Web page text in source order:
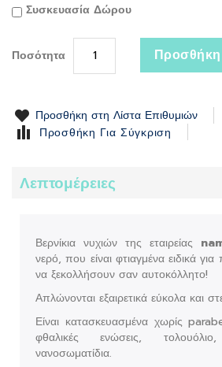
Συσκευασία Δώρου
Ποσότητα
Προσθήκη στη Λίστα Επιθυμιών
Προσθήκη Για Σύγκριση
Λεπτομέρειες
Βερνίκια νυχιών της εταιρείας
νερό, που είναι φτιαγμένα ειδικά
να ξεκολλήσουν σαν αυτοκόλλητο!
Απλώνονται εξαιρετικά εύκολα και
Είναι κατασκευασμένα χωρίς
φθαλικές ενώσεις,
νανοσωματίδια.